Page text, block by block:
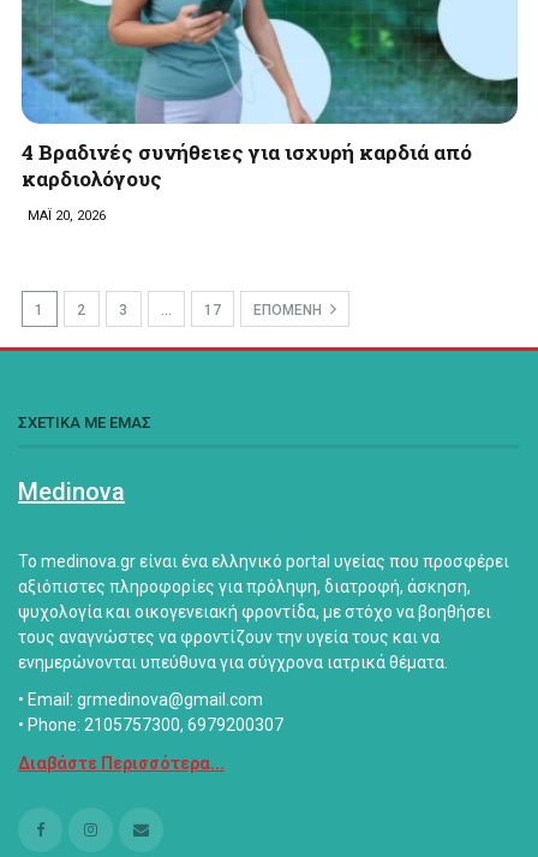
4 Βραδινές συνήθειες για ισχυρή καρδιά από
καρδιολόγους
ΜΑΪ 20, 2026
1 2 3 17 ΕΠΟΜΕΝΗ
ΣΧΕΤΙΚΑ ΜΕ ΕΜΑΣ
Medinova
Το medinova.gr είναι ένα ελληνικό portal υγείας που προσφέρει
αξιόπιστες πληροφορίες για πρόληψη, διατροφή, άσκηση,
ψυχολογία και οικογενειακή φροντίδα, με στόχο να βοηθήσει
τους αναγνώστες να φροντίζουν την υγεία τους και να
ενημερώνονται υπεύθυνα για σύγχρονα ιατρικά θέματα.
• Email: grmedinova@gmail.com
• Phone: 2105757300, 6979200307
Διαβάστε Περισσότερα...